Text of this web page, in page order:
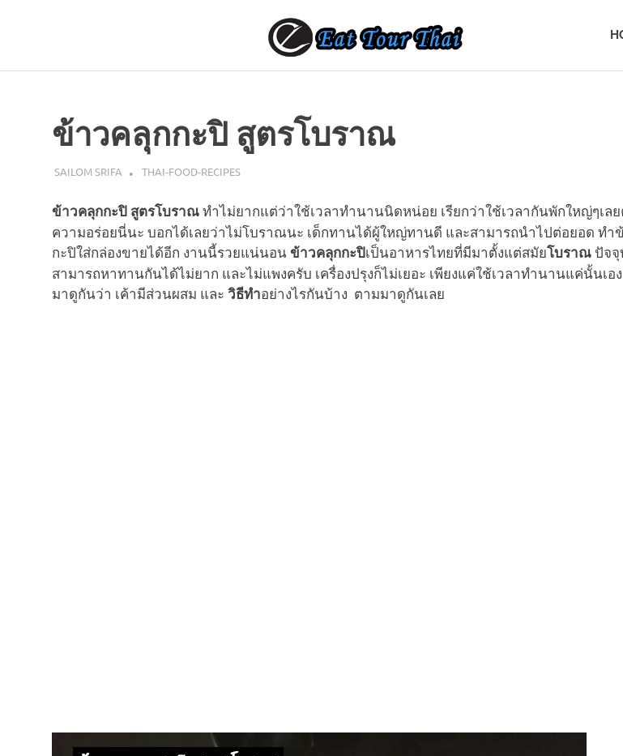
TOUR
รีวิว
สถาน
เที่ยว
ทำ
อาหาร
ไทย
ข้าวคลุกกะปิ สูตรโบราณ
มีนาคม 9, 2017
SAILOM SRIFA THAI-FOOD-RECIPES
ข้าวคลุกกะปิ สูตรโบราณทำไม่ยากแต่ว่าใช้เวลาทำนานนิดหน่อย เรียกว่าใช้เวลากันพักใหญ่ๆเล
ความอร่อยนี่นะ บอกได้เลยว่าไม่โบราณนะ เด็กทานได้ผู้ใหญ่ทานดี และสามารถนำไปต่อยอด ทำ
กะปิใส่กล่องขายได้อีก งานนี้รวยแน่นอนข้าวคลุกกะปิเป็นอาหารไทยที่มีมาตั้งแต่สมัยโบราณ ปัจจุ
สามารถหาทานกันได้ไม่ยาก และไม่แพงครับ เครื่องปรุงก็ไม่เยอะ เพียงแค่ใช้เวลาทำนานแค่นั้นเอง
มาดูกันว่า เค้ามีส่วนผสม และ วิธีทำอย่างไรกันบ้าง ตามมาดูกันเลย